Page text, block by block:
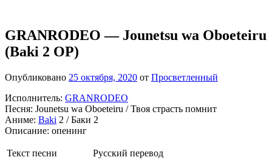
GRANRODEO — Jounetsu wa Oboeteiru
(Baki 2 OP)
Опубликовано 25 октября, 2020 от Просветленный
Исполнитель: GRANRODEO
Песня: Jounetsu wa Oboeteiru / Твоя страсть помнит
Аниме: Baki 2 / Баки 2
Описание: опенинг
Текст песни
Русский перевод